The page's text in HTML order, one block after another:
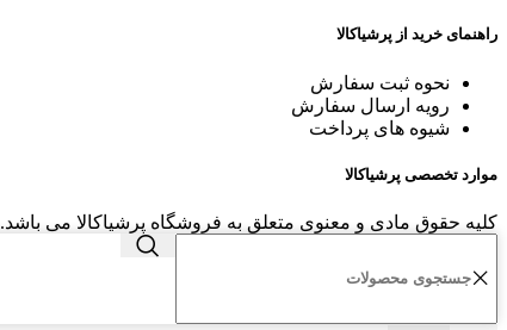
راهنمای خرید از پرشیاکالا
نحوه ثبت سفارش
رویه ارسال سفارش
شیوه های پرداخت
موارد تخصصی پرشیاکالا
کلیه حقوق مادی و معنوی متعلق به فروشگاه پرشیاکالا می باشد.